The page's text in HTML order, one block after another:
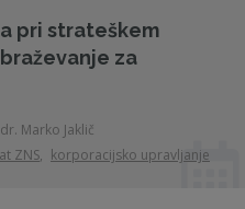
pri strateškem
za
Marko Jaklič
ZNS, korporacijsko upravljanje